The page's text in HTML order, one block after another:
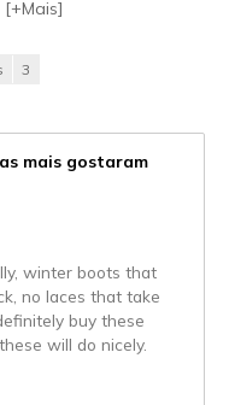
[+Mais]
3
mais gostaram
winter boots that
no laces that take
buy these
will do nicely.